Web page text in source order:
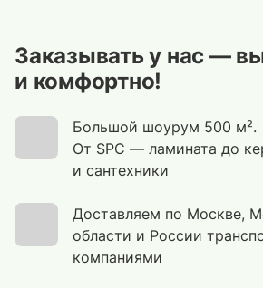
Заказывать у нас —
и комфортно!
Большой шоурум 500 м².
От SPC — ламината до
и сантехники
Доставляем по Москве,
области и России
компаниями